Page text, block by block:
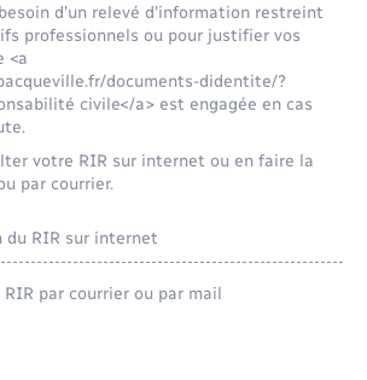
public
d'un relevé d'information restreint
professionnels ou pour justifier vos
<a
documents-didentite/?
civile</a> est engagée en cas
votre RIR sur internet ou en faire la
par courrier.
du RIR sur internet
RIR par courrier ou par mail